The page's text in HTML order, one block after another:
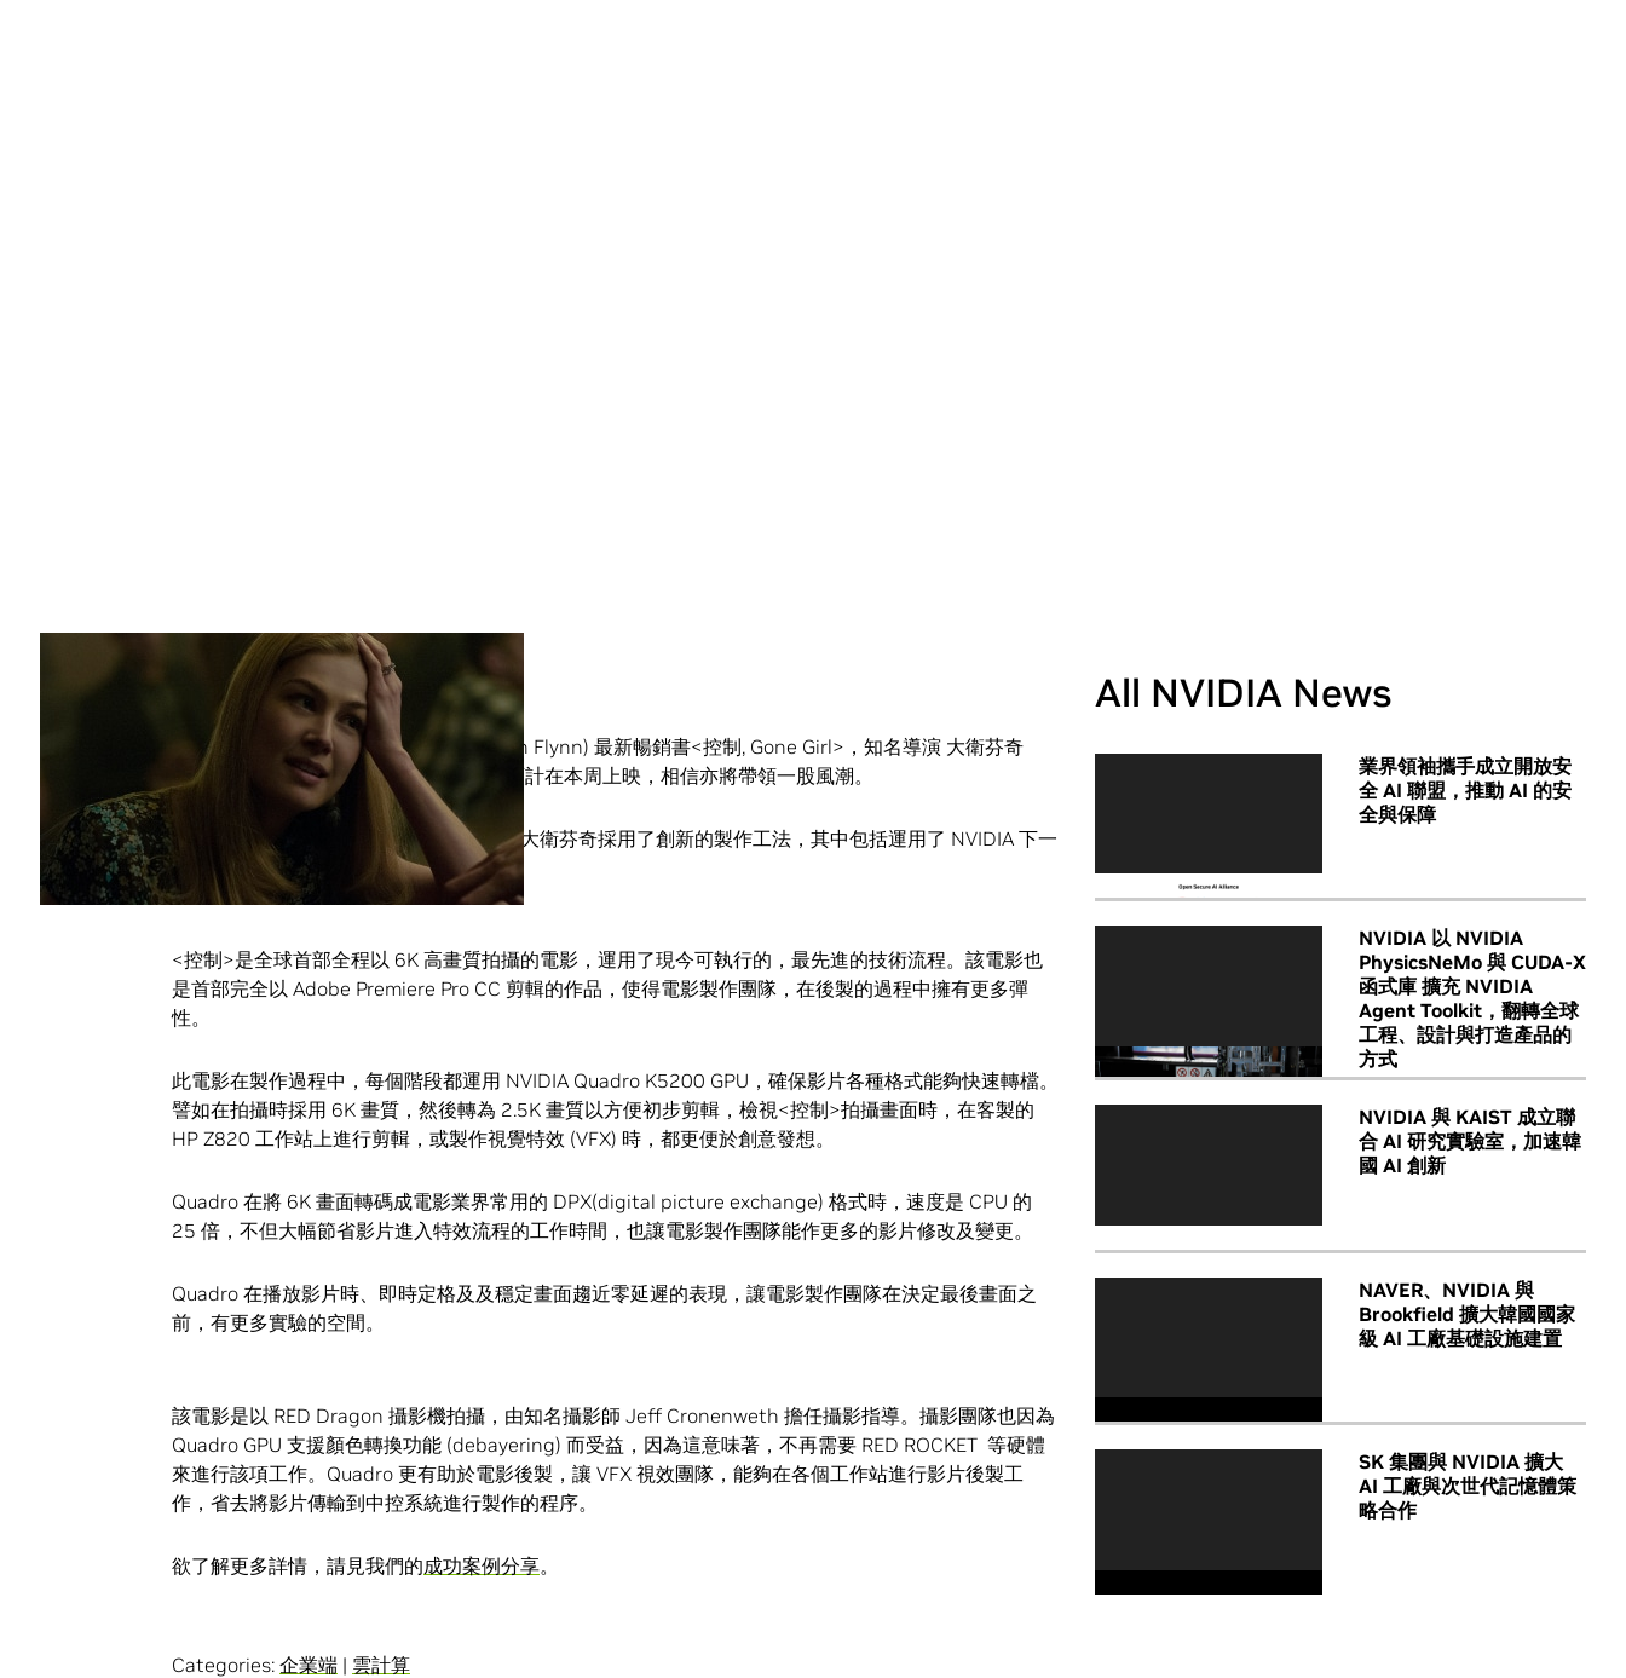
Share
讀者不由自主地愛上吉莉安．弗琳 (Gillian Flynn) 最新暢銷書<控制, Gone Girl>，知名導演 大衛芬奇
(David Fincher) 改編原著的電影版本，預計在本周上映，相信亦將帶領一股風潮。
為了詳實呈現這個關於婚姻的變調童話，大衛芬奇採用了創新的製作工法，其中包括運用了 NVIDIA 下一
代的 Quadro GPU。
<控制>是全球首部全程以 6K 高畫質拍攝的電影，運用了現今可執行的，最先進的技術流程。該電影也
是首部完全以 Adobe Premiere Pro CC 剪輯的作品，使得電影製作團隊，在後製的過程中擁有更多彈
性。
此電影在製作過程中，每個階段都運用 NVIDIA Quadro K5200 GPU，確保影片各種格式能夠快速轉檔。
譬如在拍攝時採用 6K 畫質，然後轉為 2.5K 畫質以方便初步剪輯，檢視<控制>拍攝畫面時，在客製的
HP Z820 工作站上進行剪輯，或製作視覺特效 (VFX) 時，都更便於創意發想。
Quadro 在將 6K 畫面轉碼成電影業界常用的 DPX(digital picture exchange) 格式時，速度是 CPU 的
25 倍，不但大幅節省影片進入特效流程的工作時間，也讓電影製作團隊能作更多的影片修改及變更。
Quadro 在播放影片時、即時定格及及穩定畫面趨近零延遲的表現，讓電影製作團隊在決定最後畫面之
前，有更多實驗的空間。
該電影是以 RED Dragon 攝影機拍攝，由知名攝影師 Jeff Cronenweth 擔任攝影指導。攝影團隊也因為
Quadro GPU 支援顏色轉換功能 (debayering) 而受益，因為這意味著，不再需要 RED ROCKET 等硬體
來進行該項工作。Quadro 更有助於電影後製，讓 VFX 視效團隊，能夠在各個工作站進行影片後製工
作，省去將影片傳輸到中控系統進行製作的程序。
欲了解更多詳情，請見我們的成功案例分享。
Categories: 企業端 | 雲計算
All NVIDIA News
業界領袖攜手成立開放安
全 AI 聯盟，推動 AI 的安
全與保障
NVIDIA 以 NVIDIA
PhysicsNeMo 與 CUDA-X
函式庫 擴充 NVIDIA
Agent Toolkit，翻轉全球
工程、設計與打造產品的
方式
NVIDIA 與 KAIST 成立聯
合 AI 研究實驗室，加速韓
國 AI 創新
NAVER、NVIDIA 與
Brookfield 擴大韓國國家
級 AI 工廠基礎設施建置
SK 集團與 NVIDIA 擴大
AI 工廠與次世代記憶體策
略合作